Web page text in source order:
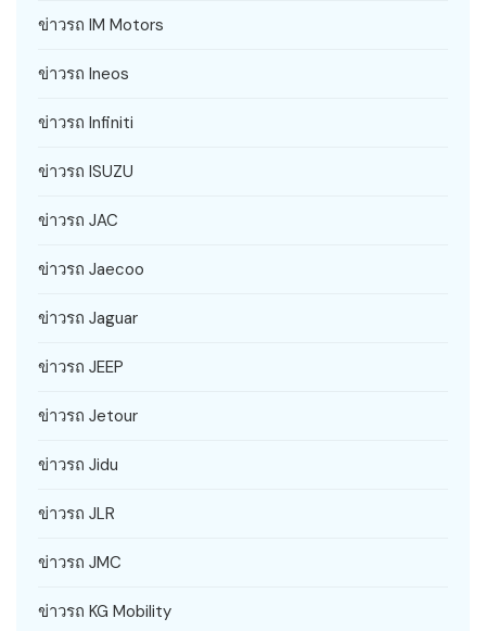
ข่าวรถ IM Motors
ข่าวรถ Ineos
ข่าวรถ Infiniti
ข่าวรถ ISUZU
ข่าวรถ JAC
ข่าวรถ Jaecoo
ข่าวรถ Jaguar
ข่าวรถ JEEP
ข่าวรถ Jetour
ข่าวรถ Jidu
ข่าวรถ JLR
ข่าวรถ JMC
ข่าวรถ KG Mobility